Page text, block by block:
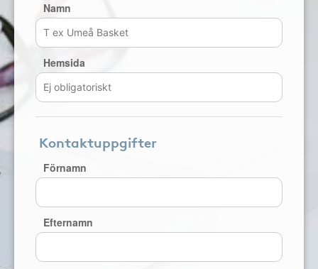
Namn
Hemsida
Kontaktuppgifter
Förnamn
Efternamn